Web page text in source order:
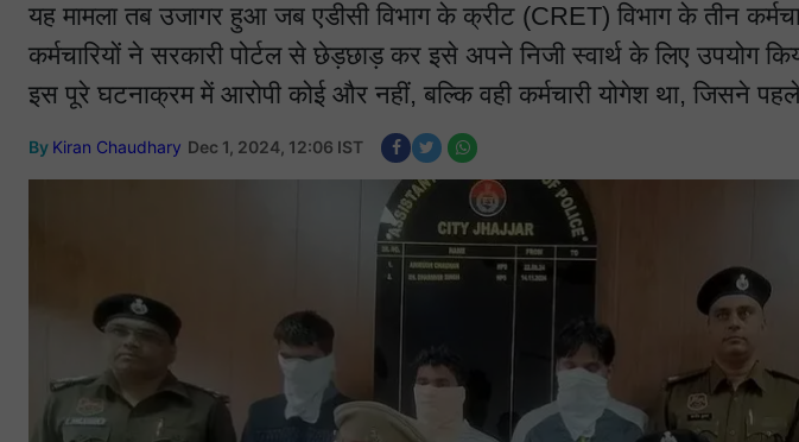
यह मामला तब उजागर हुआ जब एडीसी विभाग के क्रीट (CRET) विभाग के तीन
कर्मचारियों ने सरकारी पोर्टल से छेड़छाड़ कर इसे अपने निजी स्वार्थ के लिए उपयोग
इस पूरे घटनाक्रम में आरोपी कोई और नहीं, बल्कि वही कर्मचारी योगेश था, जिसने
By Kiran Chaudhary Dec 1, 2024, 12:06 IST